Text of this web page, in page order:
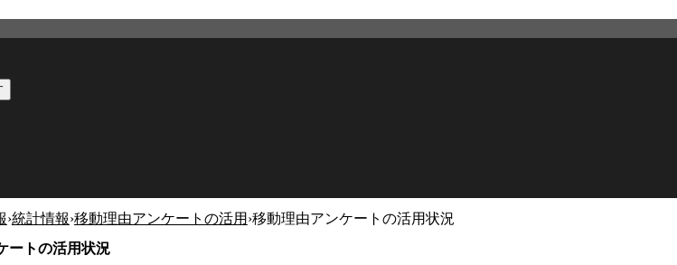
›統計情報›移動理由アンケートの活用 ›移動理由アンケートの活用状況
ートの活用状況